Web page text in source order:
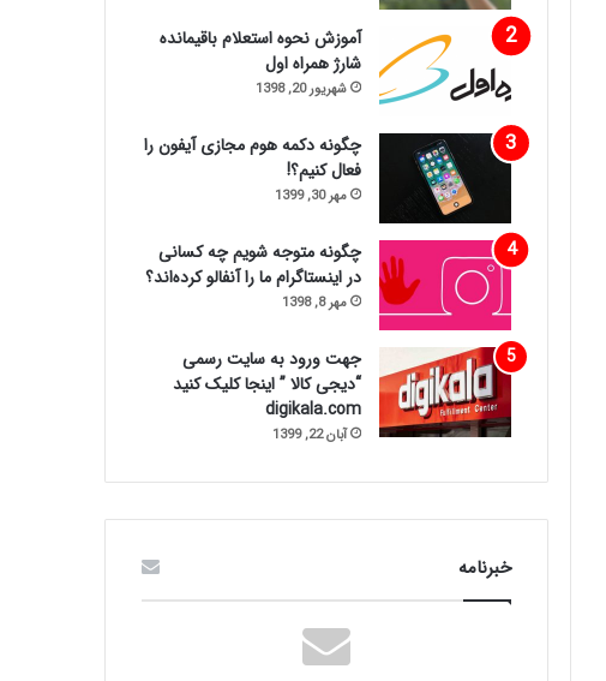
آموزش نحوه استعلام باقیمانده
شارژ همراه اول
شهریور 20, 1398
چگونه دکمه هوم مجازی آیفون را
فعال کنیم؟!
مهر 30, 1399
چگونه متوجه شویم چه کسانی
در اینستاگرام ما را آنفالو کرده‌اند؟
مهر 8, 1398
جهت ورود به سایت رسمی
“دیجی کالا ” اینجا کلیک کنید
digikala.com
آبان 22, 1399
خبرنامه